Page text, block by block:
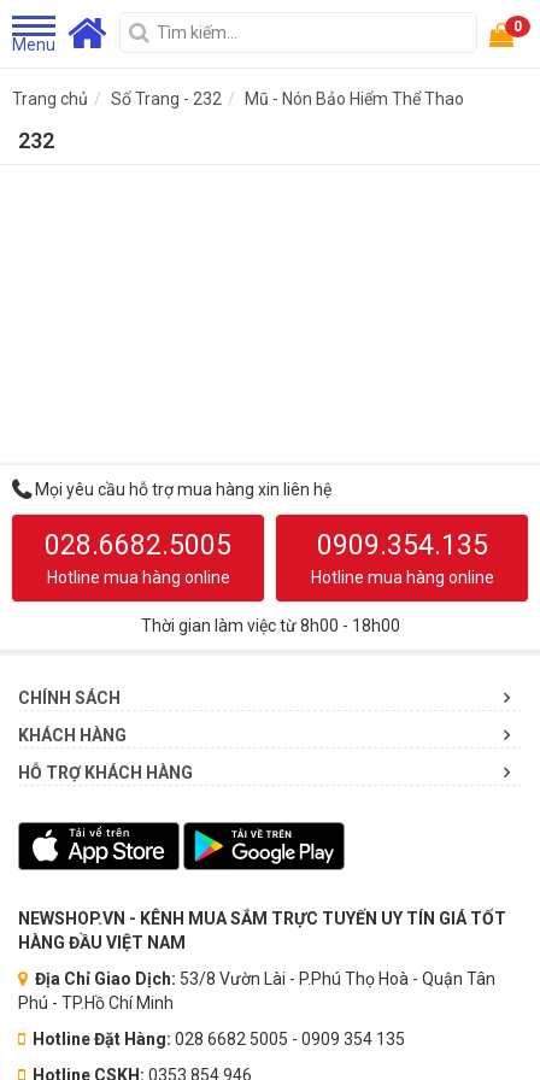
Menu
0
Trang chủ Số Trang - 232 Mũ - Nón Bảo Hiểm Thể Thao
232
Mọi yêu cầu hỗ trợ mua hàng xin liên hệ
028.6682.5005
Hotline mua hàng online
0909.354.135
Hotline mua hàng online
Thời gian làm việc từ 8h00 - 18h00
CHÍNH SÁCH
KHÁCH HÀNG
HỖ TRỢ KHÁCH HÀNG
NEWSHOP.VN - KÊNH MUA SẮM TRỰC TUYẾN UY TÍN GIÁ TỐT
HÀNG ĐẦU VIỆT NAM
Địa Chỉ Giao Dịch: 53/8 Vườn Lài - P.Phú Thọ Hoà - Quận Tân
Phú - TP.Hồ Chí Minh
Hotline Đặt Hàng: 028 6682 5005 - 0909 354 135
Hotline CSKH: 0353.854.946